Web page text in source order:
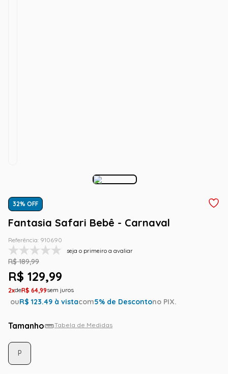
32% OFF
Fantasia Safari Bebê - Carnaval
Referência: 910690
seja o primeiro a avaliar
R$ 189,99
R$ 129,99
2 R$ 64,99
ouR$ 123.49 à vistacom5% de Descontono PIX.
Tamanho Tabela de Medidas
P